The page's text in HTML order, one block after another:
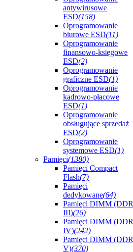
antywirusowe
ESD(158)
Oprogramowanie
biurowe ESD(11)
Oprogramowanie
finansowo-księgowe
ESD(2)
Oprogramowanie
graficzne ESD(1)
Oprogramowanie
kadrowo-płacowe
ESD(1)
Oprogramowanie
obsługujące sprzedaż
ESD(2)
Oprogramowanie
systemowe ESD(1)
Pamięci(1380)
Pamięci Compact
Flash(7)
Pamięci
dedykowane(64)
Pamięci DIMM (DDR
III)(26)
Pamięci DIMM (DDR
IV)(242)
Pamięci DIMM (DDR
V)(370)